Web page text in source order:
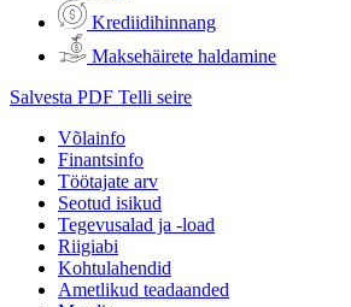
Krediidihinnang
Maksehäirete haldamine
Salvesta PDF Telli seire
Võlainfo
Finantsinfo
Töötajate arv
Seotud isikud
Tegevusalad ja -load
Riigiabi
Kohtulahendid
Ametlikud teadaanded